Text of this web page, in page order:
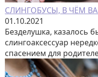
СЛИНГОБУСЫ, В ЧЁМ
01.10.2021
Безделушка, казалось
слингоаксессуар
спасением для